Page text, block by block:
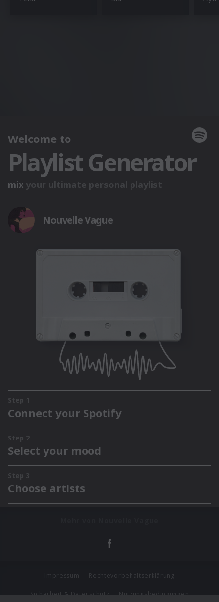
Impressum Rechtevorbehaltserklärung
Sicherheit & Datenschutz Nutzungsbedingungen